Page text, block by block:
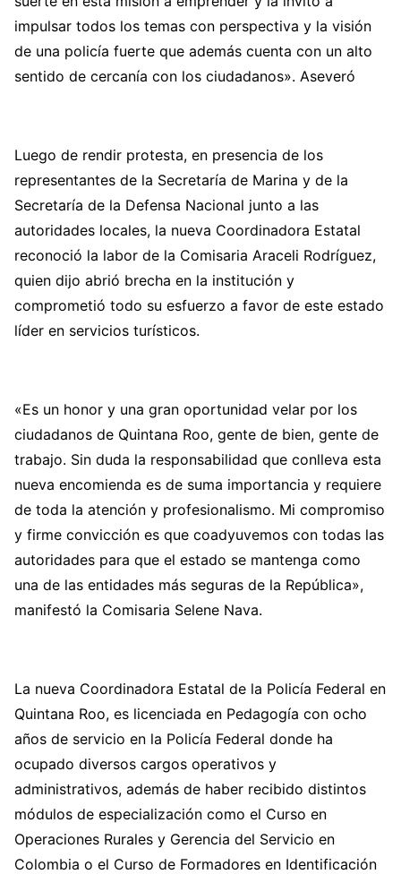
impulsar todos los temas con perspectiva y la visión
de una policía fuerte que además cuenta con un alto
sentido de cercanía con los ciudadanos». Aseveró
Luego de rendir protesta, en presencia de los
representantes de la Secretaría de Marina y de la
Secretaría de la Defensa Nacional junto a las
autoridades locales, la nueva Coordinadora Estatal
reconoció la labor de la Comisaria Araceli Rodríguez,
quien dijo abrió brecha en la institución y
comprometió todo su esfuerzo a favor de este estado
líder en servicios turísticos.
«Es un honor y una gran oportunidad velar por los
ciudadanos de Quintana Roo, gente de bien, gente de
trabajo. Sin duda la responsabilidad que conlleva esta
nueva encomienda es de suma importancia y requiere
de toda la atención y profesionalismo. Mi compromiso
y firme convicción es que coadyuvemos con todas las
autoridades para que el estado se mantenga como
una de las entidades más seguras de la República»,
manifestó la Comisaria Selene Nava.
La nueva Coordinadora Estatal de la Policía Federal en
Quintana Roo, es licenciada en Pedagogía con ocho
años de servicio en la Policía Federal donde ha
ocupado diversos cargos operativos y
administrativos, además de haber recibido distintos
módulos de especialización como el Curso en
Operaciones Rurales y Gerencia del Servicio en
Colombia o el Curso de Formadores en Identificación